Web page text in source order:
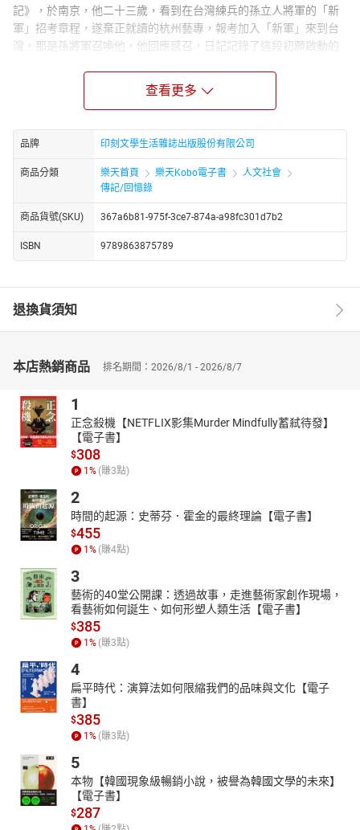
記》，於南京，他二十三歲，看到在台灣練兵的孫立人將軍的「新
軍」招考章程，遂棄正就讀的杭州藝專，報考加入「新軍」來到台
灣。那是孫將軍召喚他，他回應感召，日記記錄了這段初願啟動的
這位投筆從戎的青年小說家和他同艘船渡海來台的同袍們亦不知
作為這位青年小說家的讀者、作為親人後輩，我讀時不免百感交集
不知該如何看待這位「最晚認識、小我四十歲」的我父親朱西甯，
尤其他的純真正直，每叫我想跳入書中敲醒他，但畢竟終其一生他
完成了包括二十六本小說在內的著作四十一本，在他人生的每一個
階段，包括我打擾負累參與其中的他的中壯年和晚年，見證他從沒
鬆過手中那一支筆，並始終對文學後輩如同對當年的同袍友人一樣
的鼓舞提攜，他完全對得起昔年那位青年小說家。──朱天心
查看更多
品牌 印刻文學生活雜誌出版股份有限公司
商品分類 樂天首頁 樂天Kobo電子書
人文社會
傳記/回憶錄
商品貨號(SKU) 367a6b81-975f-3ce7-874a-a98fc301d7b2
ISBN 9789863875789
退換貨須知
本店熱銷商品 排名期間：2026/8/1 - 2026/8/7
1
正念殺機【NETFLIX影集Murder Mindfully蓄弒待發】
【電子書】
$308
1 % (賺3點)
2
時間的起源：史蒂芬．霍金的最終理論【電子書】
$455
1 % (賺4點)
3
藝術的40堂公開課：透過故事，走進藝術家創作現場，
看藝術如何誕生、如何形塑人類生活【電子書】
$385
1 % (賺3點)
4
扁平時代：演算法如何限縮我們的品味與文化【電子
書】
$385
1 % (賺3點)
5
本物【韓國現象級暢銷小說，被譽為韓國文學的未來】
【電子書】
$287